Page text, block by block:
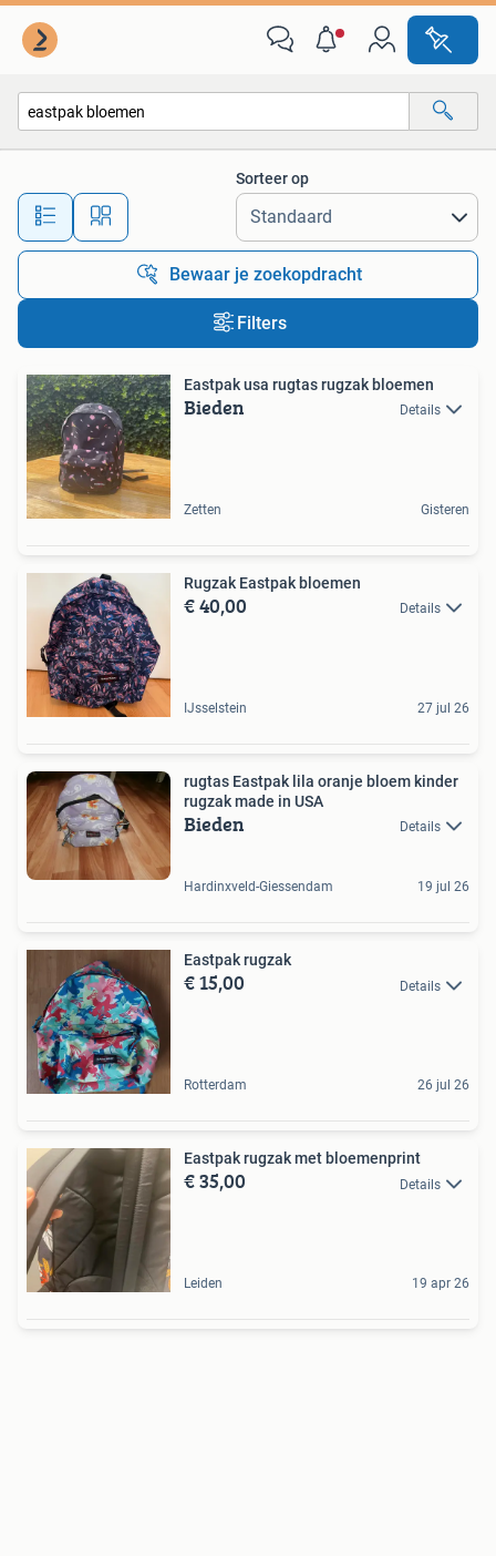
Alle afstanden…
Sorteer op
Bewaar je zoekopdracht
Filters
Eastpak usa rugtas rugzak bloemen
Bieden Details
Zetten Gisteren
Rugzak Eastpak bloemen
€ 40,00 Details
IJsselstein 27 jul 26
rugtas Eastpak lila oranje bloem kinder
rugzak made in USA
Bieden Details
Hardinxveld-Giessendam 19 jul 26
Eastpak rugzak
€ 15,00 Details
Rotterdam 26 jul 26
Eastpak rugzak met bloemenprint
€ 35,00 Details
Leiden 19 apr 26